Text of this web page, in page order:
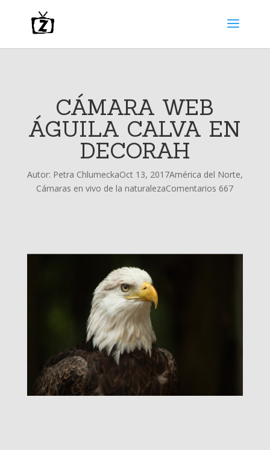
CÁMARA WEB
ÁGUILA CALVA EN
DECORAH
Autor: Petra ChlumeckaOct 13, 2017América del Norte,
Cámaras en vivo de la naturalezaComentarios 667